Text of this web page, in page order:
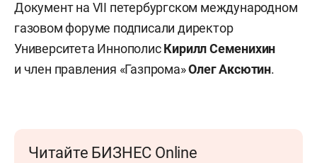
Документ на VII петербургском международном
газовом форуме подписали директор
Университета ИннополисКирилл Семенихин
и член правления «Газпрома»Олег Аксютин.
Читайте БИЗНЕС Online